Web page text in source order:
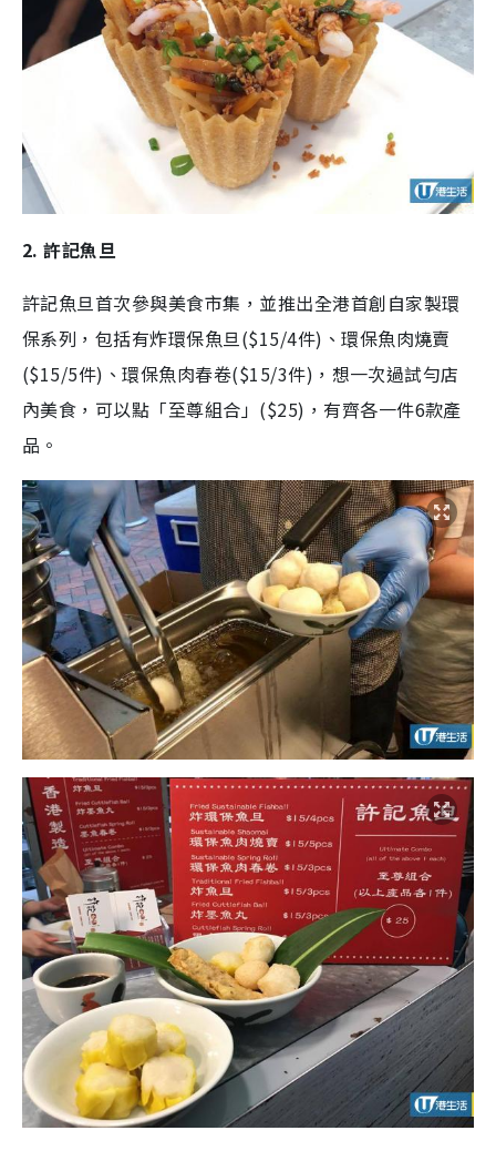
2. 許記魚旦
許記魚旦首次參與美食市集，並推出全港首創自家製環
保系列，包括有炸環保魚旦($15/4件)、環保魚肉燒賣
($15/5件)、環保魚肉春卷($15/3件)，想一次過試勻店
內美食，可以點「至尊組合」($25)，有齊各一件6款產
品。